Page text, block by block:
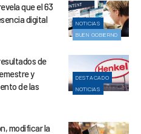
NOTICIAS
BUEN GOBIERNO
que el 63
digital
DESTACADO
NOTICIAS
de
y
de las
modificar la